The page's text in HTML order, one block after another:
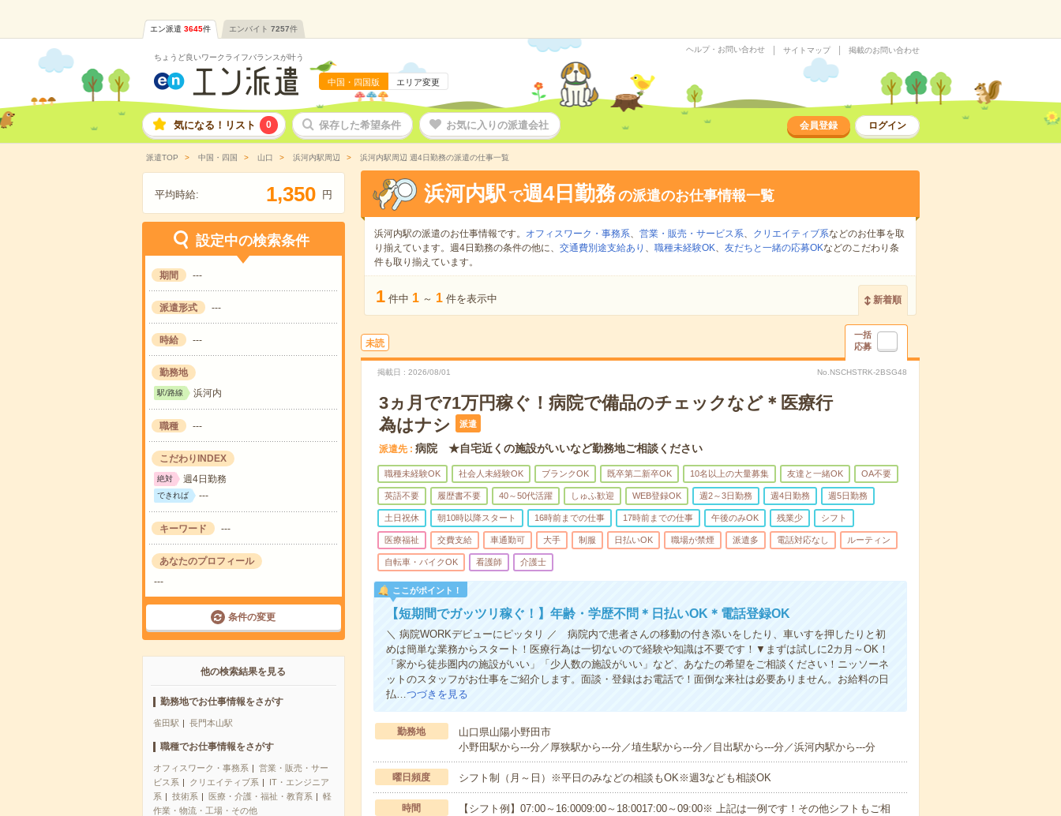
エン派遣 3645件 エンバイト 7257件
ちょうど良いワークライフバランスが叶う
中国・四国版 エリア変更
ヘルプ・お問い合わせ サイトマップ 掲載のお問い合わせ
気になる！リスト 0 保存した希望条件 お気に入りの派遣会社 会員登録 ログイン
派遣TOP 中国・四国 山口 浜河内駅周辺 浜河内駅周辺 週4日勤務の派遣の仕事一覧
平均時給: 1,350 円
設定中の検索条件
期間 ---
派遣形式 ---
時給 ---
勤務地
駅/路線 浜河内
職種 ---
こだわりINDEX
絶対 週4日勤務
できれば ---
キーワード ---
あなたのプロフィール
---
条件の変更
他の検索結果を見る
勤務地でお仕事情報をさがす
雀田駅 長門本山駅
職種でお仕事情報をさがす
オフィスワーク・事務系
営業・販売・サー
ビス系
クリエイティブ系
IT・エンジニア
系
技術系 医療・介護・福祉・教育系
軽
作業・物流・工場・その他
浜河内駅 で週4日勤務の派遣のお仕事情報一覧
浜河内駅の派遣のお仕事情報です。 オフィスワーク・事務系、 営業・販売・サービス系、 クリエイティブ系などのお仕事を取
り揃えています。週4日勤務の条件の他に、 交通費別途支給あり 、 職種未経験OK、 友だちと一緒の応募OKなどのこだわり条
件も取り揃えています。
1 件中 1 ～ 1 件を表示中 新着順
未読
一括
応募
掲載日 2026/08/01 No.NSCHSTRK-2BSG48
3ヵ月で71万円稼ぐ！病院で備品のチェックなど＊医療行
為はナシ
派遣
派遣先 病院 ★自宅近くの施設がいいなど勤務地ご相談ください
職種未経験OK 社会人未経験OK ブランクOK 既卒第二新卒OK 10名以上の大量募集 友達と一緒OK OA不要
英語不要 履歴書不要 40～50代活躍 しゅふ歓迎 WEB登録OK 週2～3日勤務 週4日勤務 週5日勤務
土日祝休 朝10時以降スタート 16時前までの仕事 17時前までの仕事 午後のみOK 残業少 シフト
医療福祉 交費支給 車通勤可 大手 制服 日払いOK 職場が禁煙 派遣多 電話対応なし ルーティン
自転車・バイクOK 看護師 介護士
ここがポイント！
【短期間でガッツリ稼ぐ！】年齢・学歴不問＊日払いOK＊電話登録OK
＼ 病院WORKデビューにピッタリ ／ 病院内で患者さんの移動の付き添いをしたり、車いすを押したりと初
めは簡単な業務からスタート！医療行為は一切ないので経験や知識は不要です！▼まずは試しに2カ月～OK！
「家から徒歩圏内の施設がいい」「少人数の施設がいい」など、あなたの希望をご相談ください！ニッソーネ
ットのスタッフがお仕事をご紹介します。面談・登録はお電話で！面倒な来社は必要ありません。お給料の日
払…つづきを見る
勤務地
山口県山陽小野田市
小野田駅から---分／厚狭駅から---分／埴生駅から---分／目出駅から---分／浜河内駅から---分
曜日頻度 シフト制（月～日）※平日のみなどの相談もOK※週3なども相談OK
時間
【シフト例】07:00～16:0009:00～18:0017:00～09:00※ 上記は一例です！その他シフトもご相